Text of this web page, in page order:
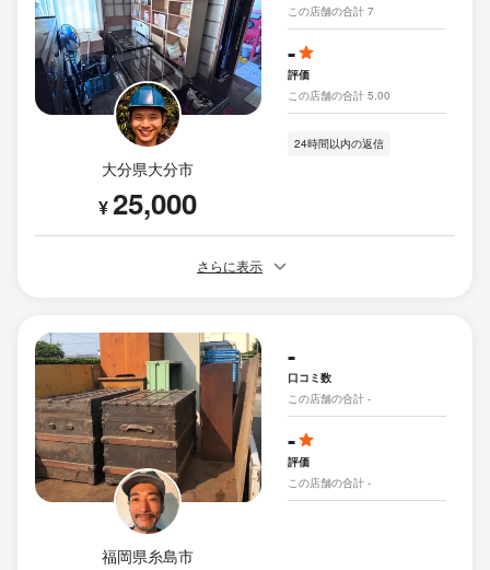
大分県大分市
¥25,000
この店舗の合計 7
-
評価
この店舗の合計 5.00
24時間以内の返信
さらに表示
福岡県糸島市
-
口コミ数
この店舗の合計 -
-
評価
この店舗の合計 -